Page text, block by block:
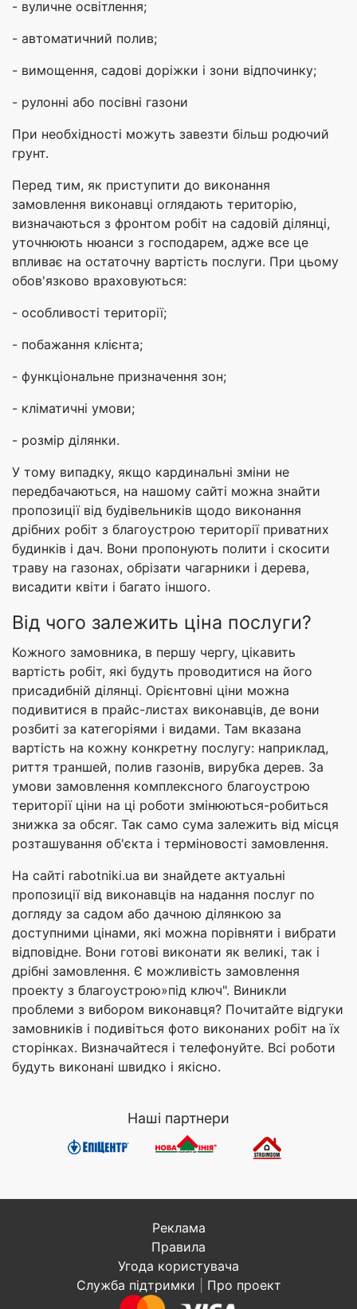
- вуличне освітлення;
- автоматичний полив;
- вимощення, садові доріжки і зони відпочинку;
- рулонні або посівні газони
При необхідності можуть завезти більш родючий
грунт.
Перед тим, як приступити до виконання
замовлення виконавці оглядають територію,
визначаються з фронтом робіт на садовій ділянці,
уточнюють нюанси з господарем, адже все це
впливає на остаточну вартість послуги. При цьому
обов'язково враховуються:
- особливості території;
- побажання клієнта;
- функціональне призначення зон;
- кліматичні умови;
- розмір ділянки.
У тому випадку, якщо кардинальні зміни не
передбачаються, на нашому сайті можна знайти
пропозиції від будівельників щодо виконання
дрібних робіт з благоустрою території приватних
будинків і дач. Вони пропонують полити і скосити
траву на газонах, обрізати чагарники і дерева,
висадити квіти і багато іншого.
Від чого залежить ціна послуги?
Кожного замовника, в першу чергу, цікавить
вартість робіт, які будуть проводитися на його
присадибній ділянці. Орієнтовні ціни можна
подивитися в прайс-листах виконавців, де вони
розбиті за категоріями і видами. Там вказана
вартість на кожну конкретну послугу: наприклад,
риття траншей, полив газонів, вирубка дерев. За
умови замовлення комплексного благоустрою
території ціни на ці роботи змінюються-робиться
знижка за обсяг. Так само сума залежить від місця
розташування об'єкта і терміновості замовлення.
На сайті rabotniki.ua ви знайдете актуальні
пропозиції від виконавців на надання послуг по
догляду за садом або дачною ділянкою за
доступними цінами, які можна порівняти і вибрати
відповідне. Вони готові виконати як великі, так і
дрібні замовлення. Є можливість замовлення
проекту з благоустрою»під ключ". Виникли
проблеми з вибором виконавця? Почитайте відгуки
замовників і подивіться фото виконаних робіт на їх
сторінках. Визначайтеся і телефонуйте. Всі роботи
будуть виконані швидко і якісно.
Наші партнери
Реклама
Правила
Угода користувача
Служба підтримки
Про проект